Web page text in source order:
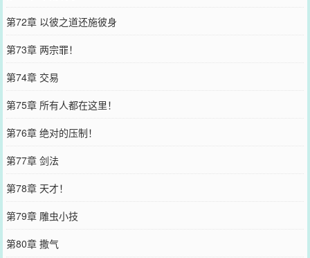
第72章 以彼之道还施彼身
第73章 两宗罪！
第74章 交易
第75章 所有人都在这里！
第76章 绝对的压制！
第77章 剑法
第78章 天才！
第79章 雕虫小技
第80章 撒气